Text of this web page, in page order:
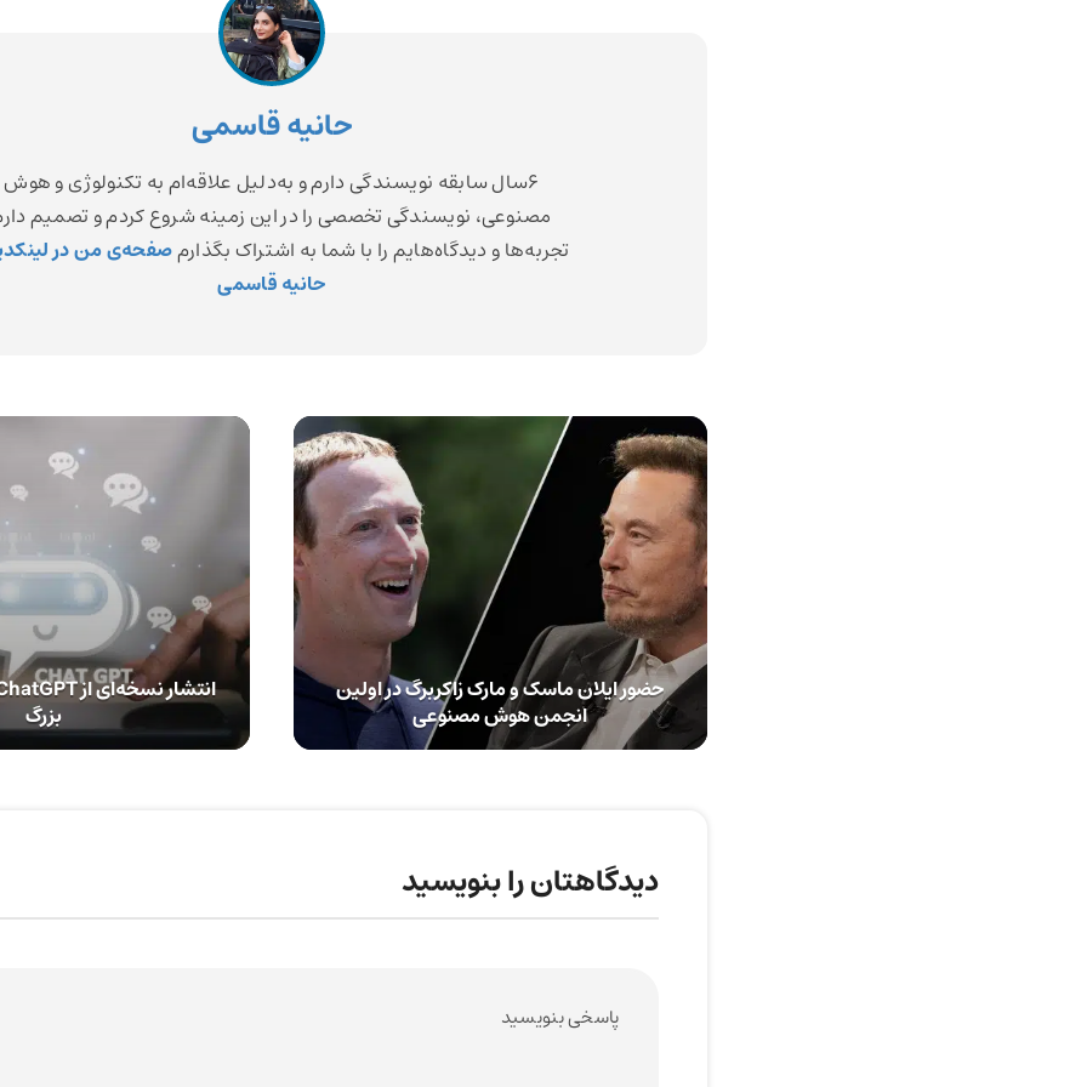
حانیه قاسمی
6سال سابقه نویسندگی دارم و به‌دلیل علاقه‌ام به تکنولوژی و هوش
مصنوعی، نویسندگی تخصصی را در این زمینه شروع کردم و تصمیم
تجربه‌ها و دیدگاه‌هایم را با شما به اشتراک بگذارمصفحه‌ی من در
حانیه قاسمی
بزرگ
حضور ایلان ماسک و مارک زاکربرگ در اولین
انجمن هوش مصنوعی
دیدگاهتان را بنویسید